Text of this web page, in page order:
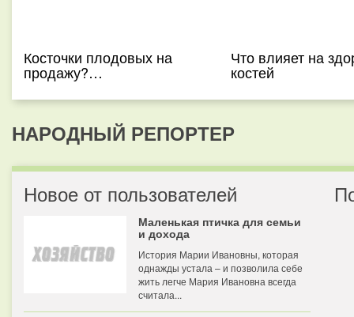
Косточки плодовых на
продажу?…
Что влияет на
костей
НАРОДНЫЙ РЕПОРТЕР
Новое от пользователей
Маленькая птичка для семьи
и дохода
История Марии Ивановны, которая
однажды устала – и позволила себе
жить легче Мария Ивановна всегда
считала...